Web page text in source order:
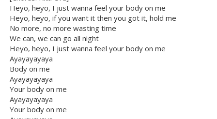
Heyo, heyo, I just wanna feel your body on me
Heyo, heyo, if you want it then you got it, hold me
No more, no more wasting time
We can, we can go all night
Heyo, heyo, I just wanna feel your body on me
Ayayayayaya
Body on me
Ayayayayaya
Your body on me
Ayayayayaya
Your body on me